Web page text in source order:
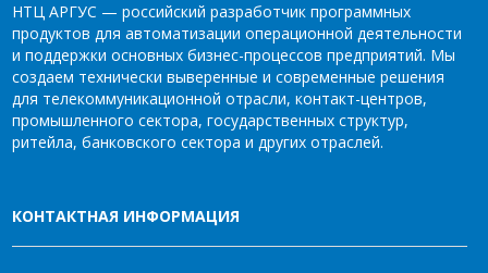
НТЦ АРГУС — российский разработчик программных
продуктов для автоматизации операционной деятельности
и поддержки основных бизнес-процессов предприятий. Мы
создаем технически выверенные и современные решения
для телекоммуникационной отрасли, контакт-центров,
промышленного сектора, государственных структур,
ритейла, банковского сектора и других отраслей.
КОНТАКТНАЯ ИНФОРМАЦИЯ